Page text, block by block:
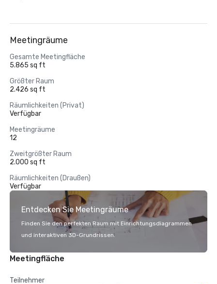
Meetingräume
Gesamte Meetingfläche
5.865 sq ft
Größter Raum
2.426 sq ft
Räumlichkeiten (Privat)
Verfügbar
Meetingräume
12
Zweitgrößter Raum
2.000 sq ft
Räumlichkeiten (Draußen)
Verfügbar
Entdecken Sie Meetingräume
Finden Sie den perfekten Raum mit Einrichtungsdiagrammen
und interaktiven 3D-Grundrissen.
Meetingfläche
Teilnehmer